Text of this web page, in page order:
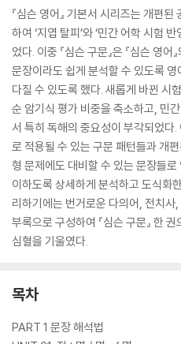
『심슨 영어』 기본서 시리즈는 개편
하여 ‘지엽 탈피’와 ‘민간 어학 시험
었다. 이중 『심슨 구문』은 『심슨 영
문장이라도 쉽게 분석할 수 있도록
다질 수 있도록 했다. 새롭게 바뀐 시
순 암기식 평가 비중을 축소하고, 민
서 특히 독해의 중요성이 부각되었다.
로 적용될 수 있는 구문 패턴들과 개
형 문제에도 대비할 수 있는 문장들
이하도록 상세하게 분석하고 도식화
리하기에는 번거로운 다의어, 전치
부록으로 구성하여 『심슨 구문』 한
심혈을 기울였다.
목차
PART 1 문장 해석법